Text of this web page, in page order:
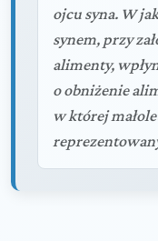
ojcu syna. W
synem, przy
alimenty,
o obniżenie
w której